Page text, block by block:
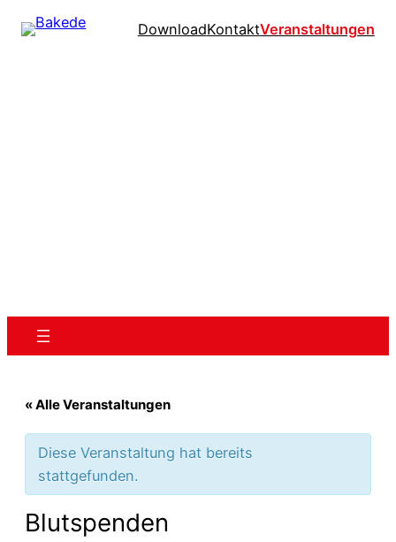
DownloadKontaktVeranstaltungen
« Alle Veranstaltungen
Diese Veranstaltung hat bereits
stattgefunden.
Blutspenden